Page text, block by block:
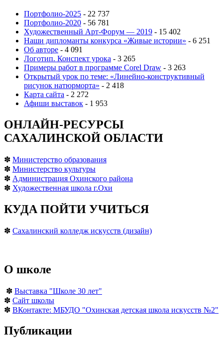
Портфолио-2025 - 22 737
Портфолио-2020 - 56 781
Художественный Арт-Форум — 2019 - 15 402
Наши дипломанты конкурса «Живые истории» - 6 251
Об авторе - 4 091
Логотип. Конспект урока - 3 265
Примеры работ в программе Corel Draw - 3 263
Открытый урок по теме: «Линейно-конструктивный
рисунок натюрморта» - 2 418
Карта сайта - 2 272
Афиши выставок - 1 953
ОНЛАЙН-РЕСУРСЫ
САХАЛИНСКОЙ ОБЛАСТИ
✽ Министерство образования
✽ Министерство культуры
✽ Администрация Охинского района
✽ Художественная школа г.Охи
КУДА ПОЙТИ УЧИТЬСЯ
✽ Сахалинский колледж искусств (дизайн)
О школе
✽ Выставка "Школе 30 лет"
✽ Сайт школы
✽ ВКонтакте: МБУДО "Охинская детская школа искусств №2"
Публикации